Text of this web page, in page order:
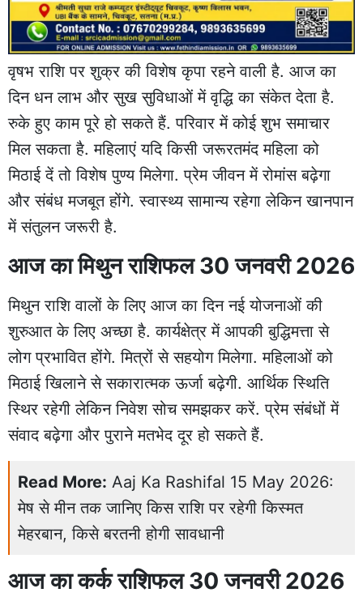
वृषभ राशि पर शुक्र की विशेष कृपा रहने वाली है. आज का
दिन धन लाभ और सुख सुविधाओं में वृद्धि का संकेत देता है.
रुके हुए काम पूरे हो सकते हैं. परिवार में कोई शुभ समाचार
मिल सकता है. महिलाएं यदि किसी जरूरतमंद महिला को
मिठाई दें तो विशेष पुण्य मिलेगा. प्रेम जीवन में रोमांस बढ़ेगा
और संबंध मजबूत होंगे. स्वास्थ्य सामान्य रहेगा लेकिन खानपान
में संतुलन जरूरी है.
आज का मिथुन राशिफल 30 जनवरी 2026
मिथुन राशि वालों के लिए आज का दिन नई योजनाओं की
शुरुआत के लिए अच्छा है. कार्यक्षेत्र में आपकी बुद्धिमत्ता से
लोग प्रभावित होंगे. मित्रों से सहयोग मिलेगा. महिलाओं को
मिठाई खिलाने से सकारात्मक ऊर्जा बढ़ेगी. आर्थिक स्थिति
स्थिर रहेगी लेकिन निवेश सोच समझकर करें. प्रेम संबंधों में
संवाद बढ़ेगा और पुराने मतभेद दूर हो सकते हैं.
Read More: Aaj Ka Rashifal 15 May 2026:
मेष से मीन तक जानिए किस राशि पर रहेगी किस्मत
मेहरबान, किसे बरतनी होगी सावधानी
आज का कर्क राशिफल 30 जनवरी 2026